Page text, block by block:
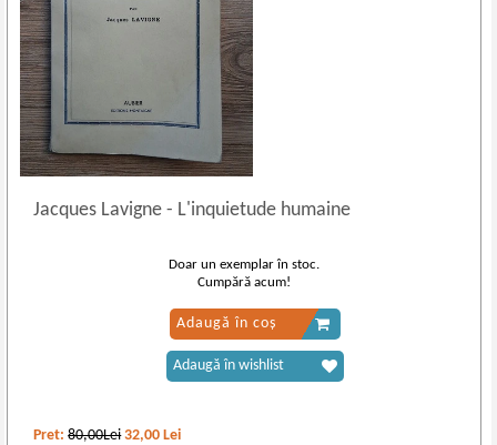
Jacques Lavigne- L'inquietude humaine
Pret:80,00Lei 32,00 Lei
Doar un exemplar în stoc.
Cumpără acum!
Adaugă în coș
Adaugă în wishlist